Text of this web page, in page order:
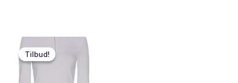
Tilbud!
Tilbud!